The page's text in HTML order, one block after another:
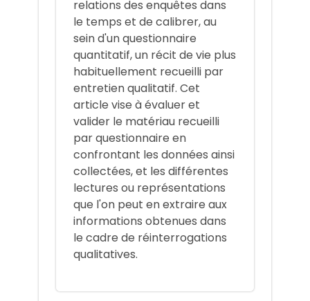
relations des enquêtes dans
le temps et de calibrer, au
sein d'un questionnaire
quantitatif, un récit de vie plus
habituellement recueilli par
entretien qualitatif. Cet
article vise à évaluer et
valider le matériau recueilli
par questionnaire en
confrontant les données ainsi
collectées, et les différentes
lectures ou représentations
que l'on peut en extraire aux
informations obtenues dans
le cadre de réinterrogations
qualitatives.